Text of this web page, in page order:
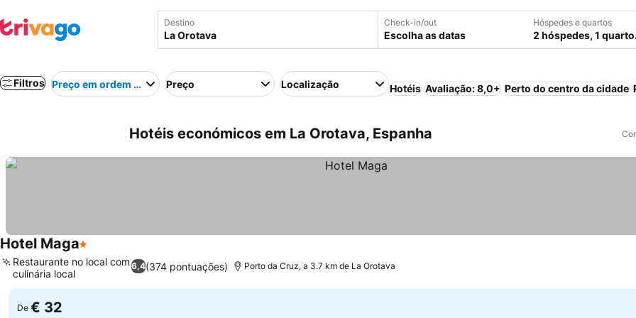
Destino Check-in/out
Escolha as datas
Hóspedes e quartos
2 hóspedes, 1 quarto.
Filtros Preço em ordem crescentePreço Localização Hotéis Avaliação: 8,0+ Perto do centro da cidade
Hotéis económicos em La Orotava, Espanha
Hotel Maga1 Estrelas
6,4(374 pontuações)
Restaurante no local com
culinária local
Porto da Cruz, a 3.7 km de La Orotava
De € 32